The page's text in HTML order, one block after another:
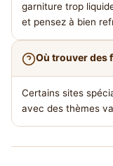
garniture trop
et pensez à bien
Où trouver des
Certains sites
avec des thèmes